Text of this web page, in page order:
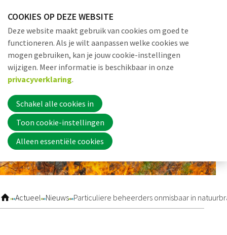
links
over
Jump
to
navigation
to
main
content
Actueel Nieuws Particuliere beheerders onmisbaar in
Word nu lid
COOKIES OP DEZE WEBSITE
Deze website maakt gebruik van cookies om goed te
functioneren. Als je wilt aanpassen welke cookies we
mogen gebruiken, kan je jouw cookie-instellingen
wijzigen. Meer informatie is beschikbaar in onze
privacyverklaring.
Schakel alle cookies in
Toon cookie-instellingen
Alleen essentiële cookies